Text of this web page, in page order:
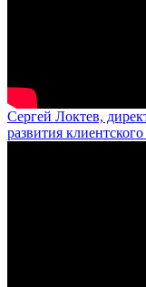
Сергей Локтев,
развития